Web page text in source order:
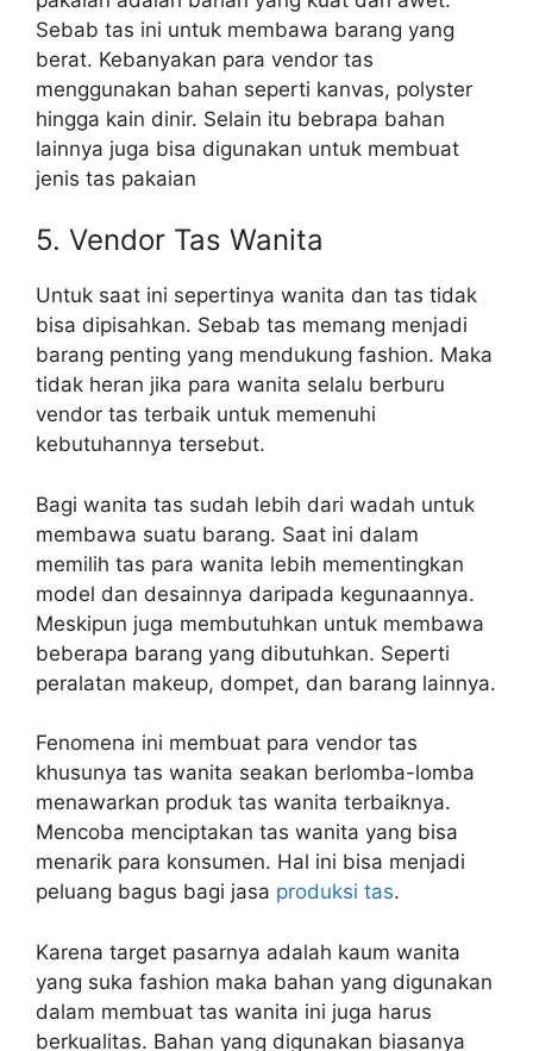
Sebab tas ini untuk membawa barang yang
berat. Kebanyakan para vendor tas
menggunakan bahan seperti kanvas, polyster
hingga kain dinir. Selain itu bebrapa bahan
lainnya juga bisa digunakan untuk membuat
jenis tas pakaian
5. Vendor Tas Wanita
Untuk saat ini sepertinya wanita dan tas tidak
bisa dipisahkan. Sebab tas memang menjadi
barang penting yang mendukung fashion. Maka
tidak heran jika para wanita selalu berburu
vendor tas terbaik untuk memenuhi
kebutuhannya tersebut.
Bagi wanita tas sudah lebih dari wadah untuk
membawa suatu barang. Saat ini dalam
memilih tas para wanita lebih mementingkan
model dan desainnya daripada kegunaannya.
Meskipun juga membutuhkan untuk membawa
beberapa barang yang dibutuhkan. Seperti
peralatan makeup, dompet, dan barang lainnya.
Fenomena ini membuat para vendor tas
khusunya tas wanita seakan berlomba-lomba
menawarkan produk tas wanita terbaiknya.
Mencoba menciptakan tas wanita yang bisa
menarik para konsumen. Hal ini bisa menjadi
peluang bagus bagi jasa produksi tas.
Karena target pasarnya adalah kaum wanita
yang suka fashion maka bahan yang digunakan
dalam membuat tas wanita ini juga harus
berkualitas. Bahan yang digunakan biasanya